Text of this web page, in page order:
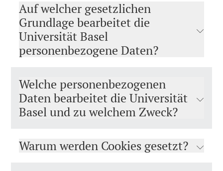
Auf welcher gesetzlichen
Grundlage bearbeitet die
Universität Basel
personenbezogene Daten?
Welche personenbezogenen
Daten bearbeitet die Universität
Basel und zu welchem Zweck?
Warum werden Cookies gesetzt?